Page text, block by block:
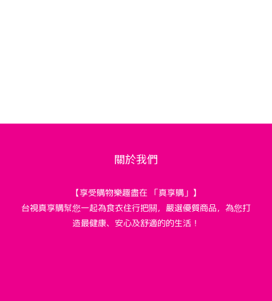
關於我們
【享受購物樂趣盡在 「真享購」】
台視真享購幫您一起為食衣住行把關，嚴選優質商品，為您打
造最健康、安心及舒適的的生活！